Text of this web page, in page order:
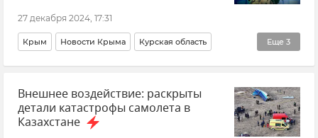
27 декабря 2024, 17:31
Еще 3
Крым Новости Крыма Курская область
Ситуация в Курской области после нападения ВСУ
Суд Генпрокуратура России
Внешнее воздействие: раскрыты
детали катастрофы самолета в
Казахстане